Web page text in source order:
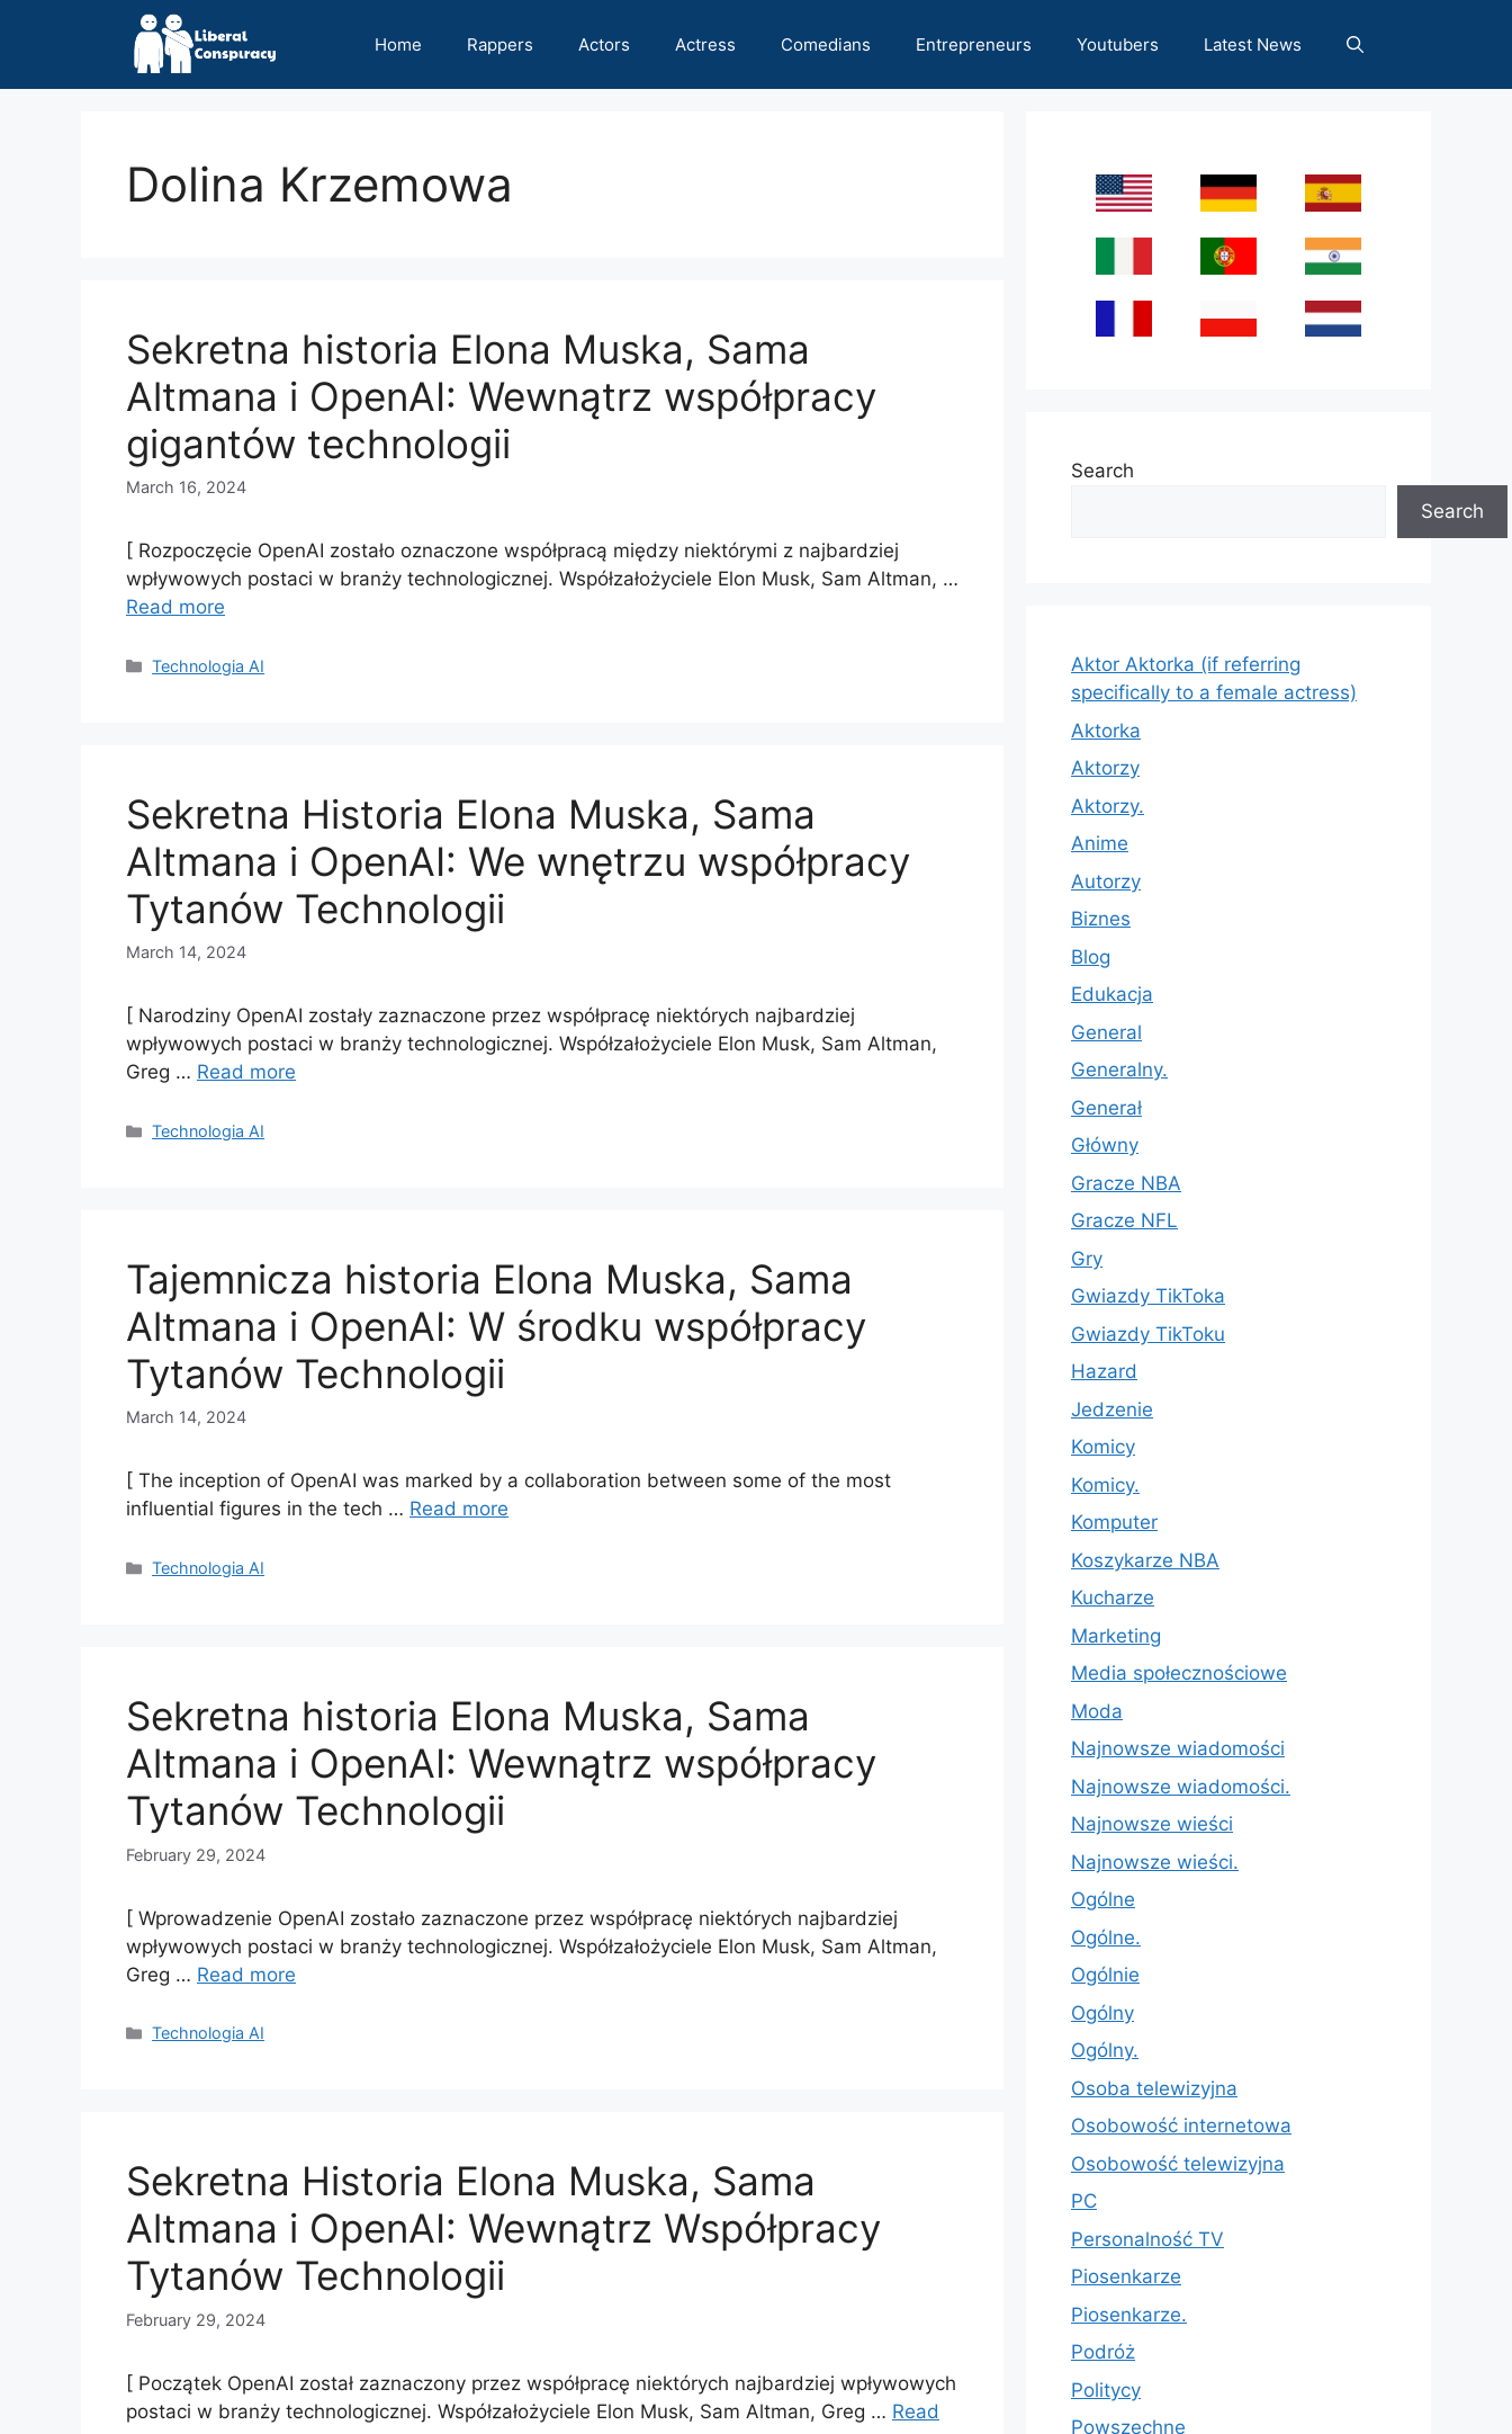
Home Rappers Actors Actress Comedians Entrepreneurs Youtubers Latest News
Dolina Krzemowa
Sekretna historia Elona Muska, Sama
Altmana i OpenAI: Wewnątrz współpracy
gigantów technologii
March 16, 2024
[ Rozpoczęcie OpenAI zostało oznaczone współpracą między niektórymi z najbardziej
wpływowych postaci w branży technologicznej. Współzałożyciele Elon Musk, Sam Altman, …
Read more
Categories
Technologia AI
Sekretna Historia Elona Muska, Sama
Altmana i OpenAI: We wnętrzu współpracy
Tytanów Technologii
March 14, 2024
[ Narodziny OpenAI zostały zaznaczone przez współpracę niektórych najbardziej
wpływowych postaci w branży technologicznej. Współzałożyciele Elon Musk, Sam Altman,
Greg … Read more
Categories
Technologia AI
Tajemnicza historia Elona Muska, Sama
Altmana i OpenAI: W środku współpracy
Tytanów Technologii
March 14, 2024
[ The inception of OpenAI was marked by a collaboration between some of the most
influential figures in the tech … Read more
Categories
Technologia AI
Sekretna historia Elona Muska, Sama
Altmana i OpenAI: Wewnątrz współpracy
Tytanów Technologii
February 29, 2024
[ Wprowadzenie OpenAI zostało zaznaczone przez współpracę niektórych najbardziej
wpływowych postaci w branży technologicznej. Współzałożyciele Elon Musk, Sam Altman,
Greg … Read more
Categories
Technologia AI
Sekretna Historia Elona Muska, Sama
Altmana i OpenAI: Wewnątrz Współpracy
Tytanów Technologii
February 29, 2024
[ Początek OpenAI został zaznaczony przez współpracę niektórych najbardziej wpływowych
postaci w branży technologicznej. Współzałożyciele Elon Musk, Sam Altman, Greg … Read
Search
Search
Aktor Aktorka (if referring
specifically to a female actress)
Aktorka
Aktorzy
Aktorzy.
Anime
Autorzy
Biznes
Blog
Edukacja
General
Generalny.
Generał
Główny
Gracze NBA
Gracze NFL
Gry
Gwiazdy TikToka
Gwiazdy TikToku
Hazard
Jedzenie
Komicy
Komicy.
Komputer
Koszykarze NBA
Kucharze
Marketing
Media społecznościowe
Moda
Najnowsze wiadomości
Najnowsze wiadomości.
Najnowsze wieści
Najnowsze wieści.
Ogólne
Ogólne.
Ogólnie
Ogólny
Ogólny.
Osoba telewizyjna
Osobowość internetowa
Osobowość telewizyjna
PC
Personalność TV
Piosenkarze
Piosenkarze.
Podróż
Politycy
Powszechne